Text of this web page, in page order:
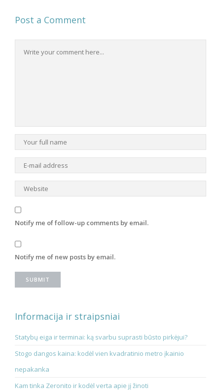
Post a Comment
Notify me of follow-up comments by email.
Notify me of new posts by email.
Informacija ir straipsniai
Statybų eiga ir terminai: ką svarbu suprasti būsto pirkėjui?
Stogo dangos kaina: kodėl vien kvadratinio metro įkainio
nepakanka
Kam tinka Zeronito ir kodėl verta apie jį žinoti